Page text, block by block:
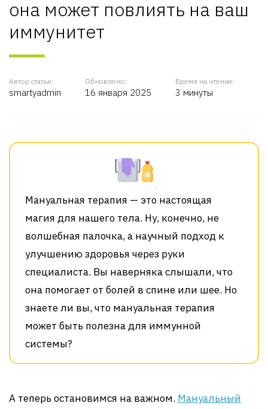
она может повлиять на ваш
иммунитет
Автор статьи:
smartyadmin
Обновлено:
16 января 2025
Время на чтение:
3 минуты
Мануальная терапия — это настоящая
магия для нашего тела. Ну, конечно, не
волшебная палочка, а научный подход к
улучшению здоровья через руки
специалиста. Вы наверняка слышали, что
она помогает от болей в спине или шее. Но
знаете ли вы, что мануальная терапия
может быть полезна для иммунной
системы?
А теперь остановимся на важном. Мануальный